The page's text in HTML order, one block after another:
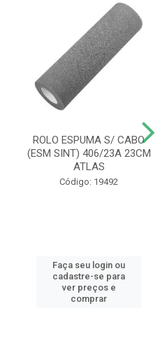
ROLO ESPUMA S/ CABO
(ESM SINT) 406/23A 23CM
ATLAS
Código: 19492
Faça seu login ou
cadastre-se para
ver preços e
comprar